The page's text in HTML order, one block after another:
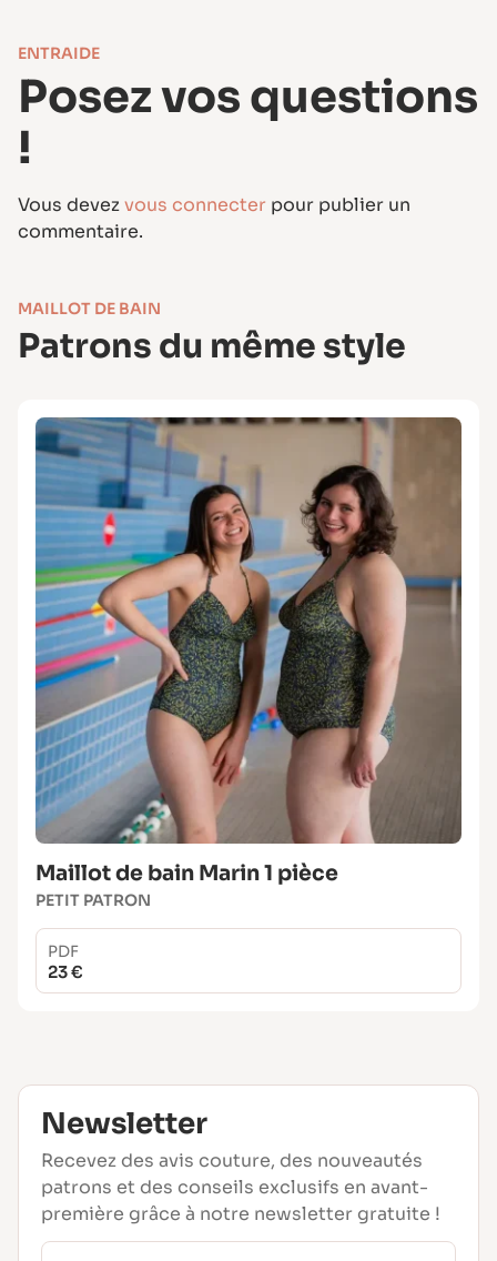
ENTRAIDE
Posez vos questions
!
Vous devezvous connecter pour publier un
commentaire.
MAILLOT DE BAIN
Patrons du même style
Maillot de bain Marin 1 pièce
PETIT PATRON
PDF
23 €
Newsletter
Recevez des avis couture, des nouveautés
patrons et des conseils exclusifs en avant-
première grâce à notre newsletter gratuite !